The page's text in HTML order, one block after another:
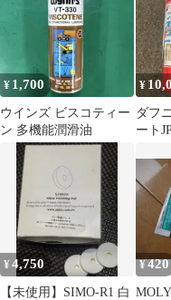
¥ 1,700
ウインズ ビスコティー
ン 多機能潤滑油
¥
ダフ
ート
¥4,750
【未使用】SIMO-R1 白
¥420